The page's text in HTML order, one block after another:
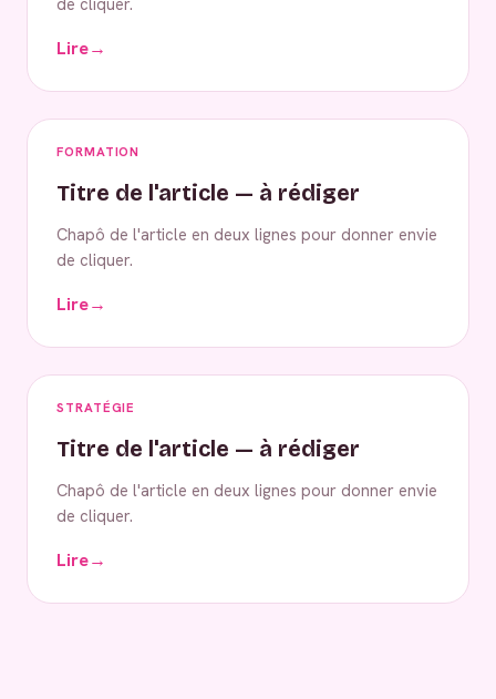
Lire→
FORMATION
Titre de l'article — à rédiger
Chapô de l'article en deux lignes pour donner envie
de cliquer.
Lire→
STRATÉGIE
Titre de l'article — à rédiger
Chapô de l'article en deux lignes pour donner envie
de cliquer.
Lire→